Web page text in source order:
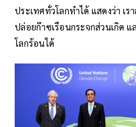
ประเทศทั่วโลกทำได้ แสดงว่า เร
ปล่อยก๊าซเรือนกระจกส่วนเกิด แ
โลกร้อนได้